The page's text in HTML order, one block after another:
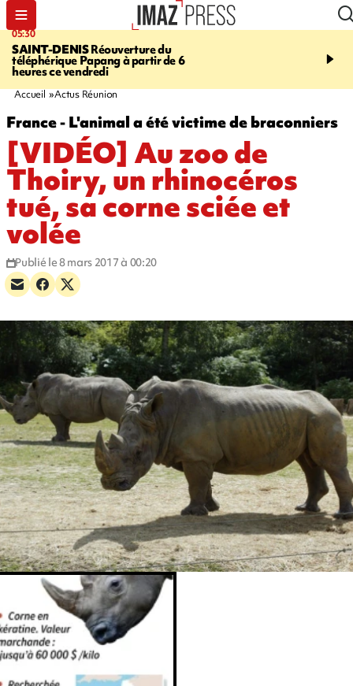
05:30
SAINT-DENISRéouverture du
téléphérique Papang à partir de 6
heures ce vendredi
07:00
Un vendredi
Accueil Actus Réunion
France - L'animal a été victime de braconniers
[VIDÉO] Au zoo de
Thoiry, un rhinocéros
tué, sa corne sciée et
volée
Publié le 8 mars 2017 à 00:20